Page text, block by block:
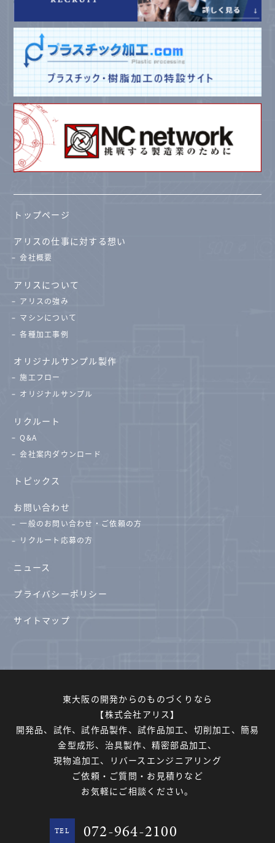
トップページ
アリスの仕事に対する想い
会社概要
アリスについて
アリスの強み
マシンについて
各種加工事例
オリジナルサンプル製作
施工フロー
オリジナルサンプル
リクルート
Q&A
会社案内ダウンロード
トピックス
お問い合わせ
一般のお問い合わせ・ご依頼の方
リクルート応募の方
ニュース
プライバシーポリシー
サイトマップ
東大阪の開発からのものづくりなら
【株式会社アリス】
開発品、試作、試作品製作、試作品加工、切削加工、簡易
金型成形、治具製作、精密部品加工、
現物追加工、リバースエンジニアリング
ご依頼・ご質問・お見積りなど
お気軽にご相談ください。
TEL 072-964-2100